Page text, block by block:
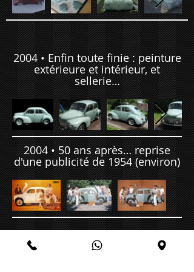
2004 • Enfin toute finie : peinture
extérieure et intérieur, et
sellerie…
2004 • 50 ans après… reprise
d'une publicité de 1954 (environ)
2006 • Rallye des Jonquilles… en